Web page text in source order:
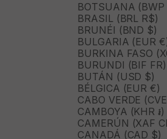
BOTSUANA (BWP
BRASIL (BRL R$)
BRUNÉI (BND $)
BULGARIA (EUR
BURKINA FASO
BURUNDI (BIF FR)
BUTÁN (USD $)
BÉLGICA (EUR €)
CABO VERDE
CAMBOYA (KHR ៛)
CAMERÚN (XAF
CANADÁ (CAD $)
CONSIGUE UN -
EN TU
COMPRA EN
Descuentos exclusivos y
suscribirte a nuestra